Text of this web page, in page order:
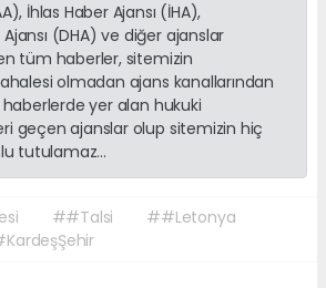
İhlas Haber Ajansı (İHA),
(DHA) ve diğer ajanslar
tüm haberler, sitemizin
olmadan ajans kanallarından
yer alan hukuki
geçen ajanslar olup sitemizin hiç
tutulamaz...
##Talsi
##Letonya